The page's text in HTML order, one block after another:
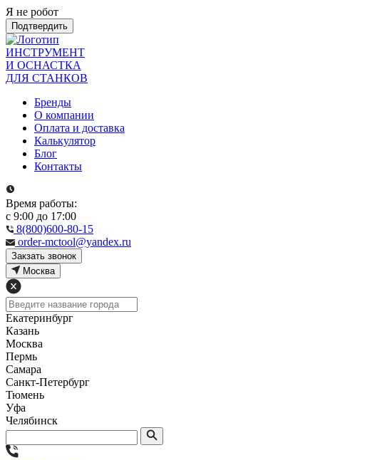
Я не робот
Подтвердить
ИНСТРУМЕНТ
И ОСНАСТКА
ДЛЯ СТАНКОВ
Бренды
О компании
Оплата и доставка
Калькулятор
Блог
Контакты
Время работы:
с 9:00 до 17:00
8(800)600-80-15
order-mctool@yandex.ru
Закзать звонок
Москва
Екатеринбург
Казань
Москва
Пермь
Самара
Санкт-Петербург
Тюмень
Уфа
Челябинск